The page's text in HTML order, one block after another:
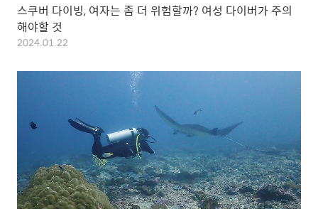
스쿠버 다이빙, 여자는 좀 더 위험할까? 여성 다이버가 주의
해야할 것
2024.01.22